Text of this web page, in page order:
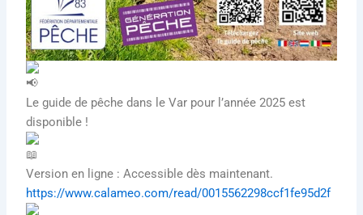
Le guide de pêche dans le Var pour l’année 2025 est
disponible !
Version en ligne : Accessible dès maintenant.
https://www.calameo.com/read/0015562298ccf1fe95d2f